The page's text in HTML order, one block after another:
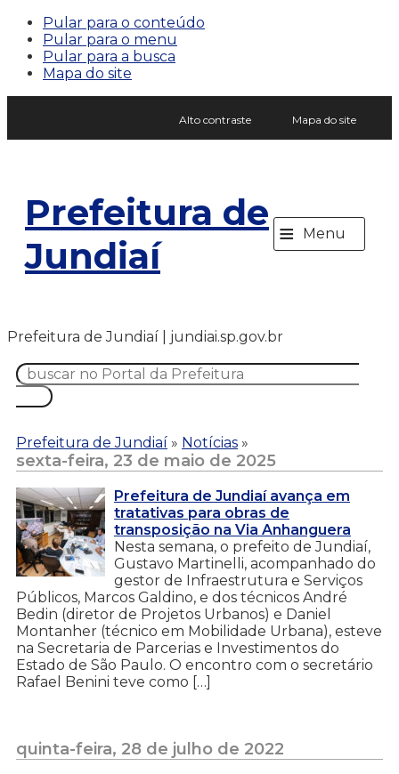
Pular para o conteúdo
Pular para o menu
Pular para a busca
Mapa do site
Alto contraste Mapa do site
Prefeitura de
Jundiaí
≡ Menu
Prefeitura de Jundiaí | jundiai.sp.gov.br
Prefeitura de Jundiaí » Notícias »
sexta-feira, 23 de maio de 2025
Prefeitura de Jundiaí avança em
tratativas para obras de
transposição na Via Anhanguera
Nesta semana, o prefeito de Jundiaí,
Gustavo Martinelli, acompanhado do
gestor de Infraestrutura e Serviços
Públicos, Marcos Galdino, e dos técnicos André
Bedin (diretor de Projetos Urbanos) e Daniel
Montanher (técnico em Mobilidade Urbana), esteve
na Secretaria de Parcerias e Investimentos do
Estado de São Paulo. O encontro com o secretário
Rafael Benini teve como […]
quinta-feira, 28 de julho de 2022